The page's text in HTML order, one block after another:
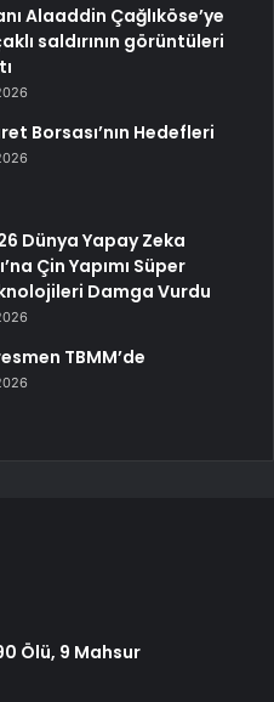
Alaaddin Çağlıköse’ye
saldırının görüntüleri
Borsası’nın Hedefleri
Dünya Yapay Zeka
Çin Yapımı Süper
Damga Vurdu
TBMM’de
Ölü, 9 Mahsur